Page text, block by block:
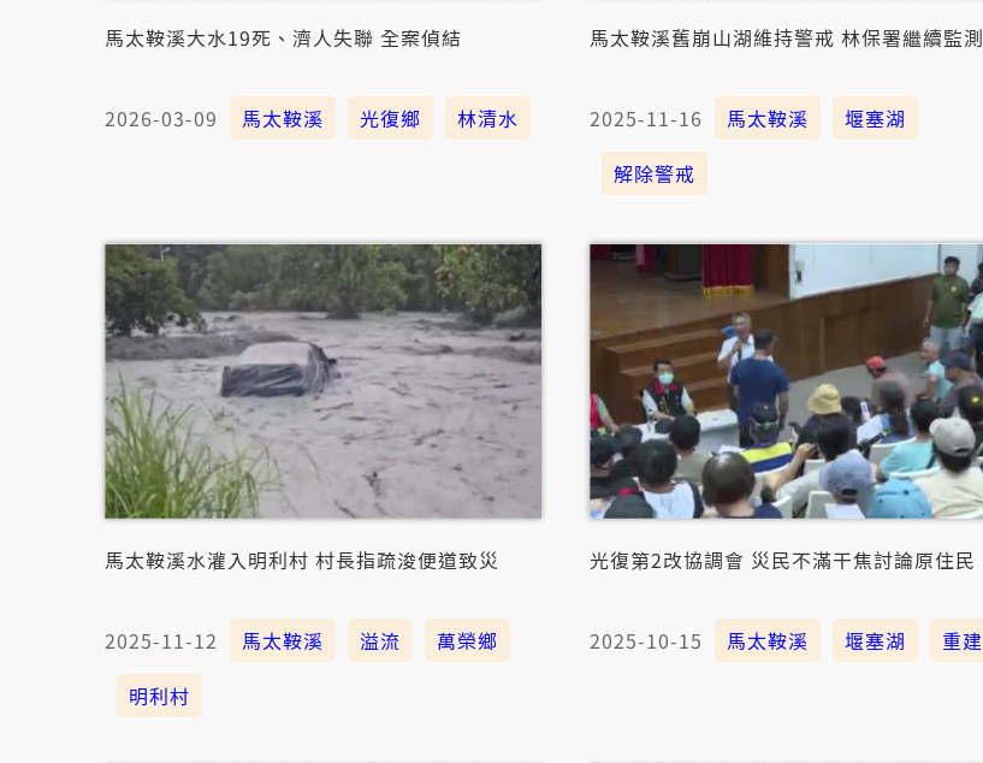
馬太鞍溪大水19死、濟人失聯 全案偵結
2026-03-09 馬太鞍溪 光復鄉 林清水
馬太鞍溪舊崩山湖維持警戒 林保署繼續監測
2025-11-16 馬太鞍溪
堰塞湖
解除警戒
馬太鞍溪水灌入明利村 村長指疏浚便道致災
2025-11-12 馬太鞍溪 溢流
萬榮鄉
明利村
光復第2改協調會 災民不滿干焦討論原住民
2025-10-15 馬太鞍溪 堰塞湖 重建